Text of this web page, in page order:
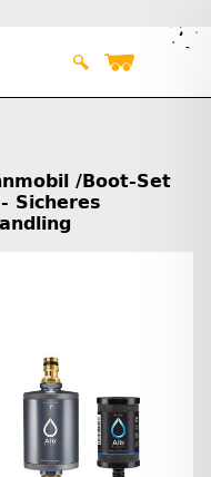
/Boot-Set
Sicheres